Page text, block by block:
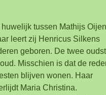
tussen Mathijs
leert zij Henricus Silkens
geboren. De twee
Misschien is dat de
blijven wonen. Haar
Maria Christina.